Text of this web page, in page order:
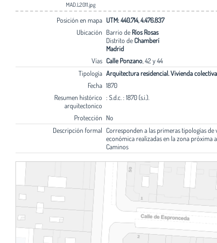
MAD.L2011.jpg
Posición en mapa UTM: 440.714, 4.476.837
Ubicación Barrio de Ríos Rosas
Distrito de Chamberí
Madrid
Vías Calle Ponzano, 42 y 44
Tipología Arquitectura residencial. Vivienda colectiva
Fecha 1870
Resumen histórico
arquitectonico
: S.d.c. : 1870 (s.i.).
Protección No
Descripción formal Corresponden a las primeras tipologías de
económica realizadas en la zona próxima
Caminos